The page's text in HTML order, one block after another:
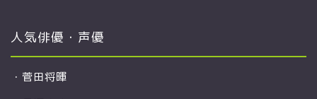
人気俳優・声優
・ 菅田将暉